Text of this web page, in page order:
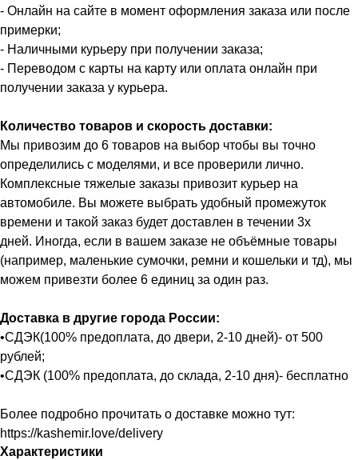
- Онлайн на сайте в момент оформления заказа или после
примерки;
- Наличными курьеру при получении заказа;
- Переводом с карты на карту или оплата онлайн при
получении заказа у курьера.
Количество товаров и скорость доставки:
Мы привозим до 6 товаров на выбор чтобы вы точно
определились с моделями, и все проверили лично.
Комплексные тяжелые заказы привозит курьер на
автомобиле. Вы можете выбрать удобный промежуток
времени и такой заказ будет доставлен в течении 3х
дней. Иногда, если в вашем заказе не объёмные товары
(например, маленькие сумочки, ремни и кошельки и тд), мы
можем привезти более 6 единиц за один раз.
Доставка в другие города России:
•СДЭК(100% предоплата, до двери, 2-10 дней)- от 500
рублей;
•СДЭК (100% предоплата, до склада, 2-10 дня)- бесплатно
Более подробно прочитать о доставке можно тут:
https://kashemir.love/delivery
Характеристики